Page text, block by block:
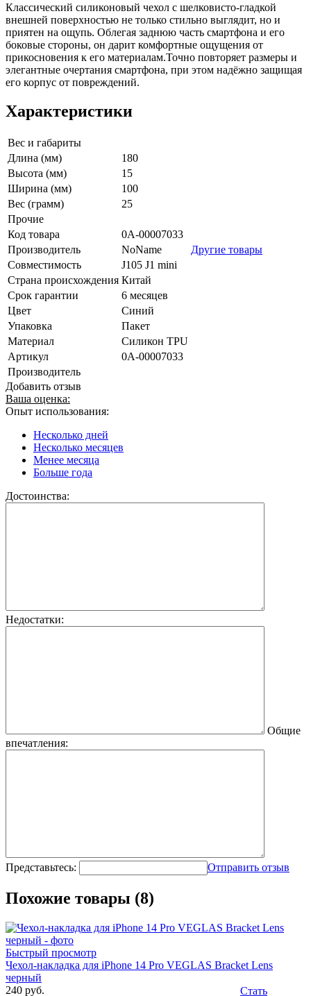
Классический силиконовый чехол с шелковисто-гладкой
внешней поверхностью не только стильно выглядит, но и
приятен на ощупь. Облегая заднюю часть смартфона и его
боковые стороны, он дарит комфортные ощущения от
прикосновения к его материалам.Точно повторяет размеры и
элегантные очертания смартфона, при этом надёжно защищая
его корпус от повреждений.
Характеристики
Вес и габариты
Длина (мм)
180
Высота (мм)
15
Ширина (мм)
100
Вес (грамм)
25
Прочие
Код товара
0А-00007033
Производитель
NoName
Другие товары
Совместимость
J105 J1 mini
Страна происхождения Китай
Срок гарантии
6 месяцев
Цвет
Синий
Упаковка
Пакет
Материал
Силикон TPU
Артикул
0А-00007033
Производитель
Добавить отзыв
Ваша оценка:
Опыт использования:
Несколько дней
Несколько месяцев
Менее месяца
Больше года
Достоинства:
Недостатки:
Общие
впечатления:
Представьтесь: Отправить отзыв
Похожие товары (8)
Быстрый просмотр
Чехол-накладка для iPhone 14 Pro VEGLAS Bracket Lens
черный
240 руб.
Стать